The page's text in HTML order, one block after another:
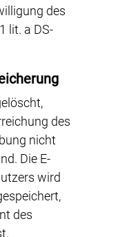
des
lit. a DS-
des
nicht
Die E-
wird
des